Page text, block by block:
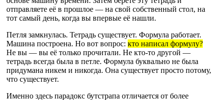
отправляете её в прошлое — на свой собственный стол, на
тот самый день, когда вы впервые её нашли.
Петля замкнулась. Тетрадь существует. Формула работает.
Машина построена. Но вот вопрос: кто написал формулу?
Не вы — вы её только прочитали. Не кто-то другой —
тетрадь всегда была в петле. Формула буквально не была
придумана никем и никогда. Она существует просто потому,
что существует.
Именно здесь парадокс бутстрапа отличается от более